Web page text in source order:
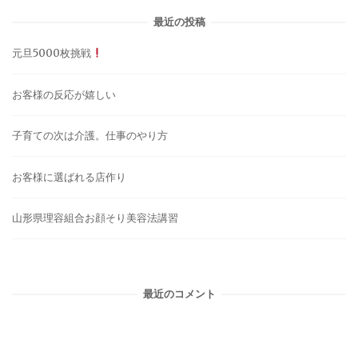
最近の投稿
元旦5000枚挑戦
お客様の反応が嬉しい
子育ての次は介護。仕事のやり方
お客様に選ばれる店作り
山形県理容組合お顔そり美容法講習
最近のコメント